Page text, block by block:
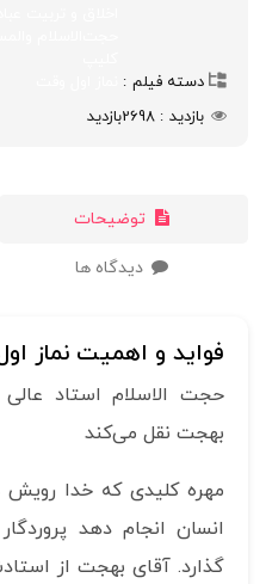
دسته فیلم
بازدید
2698بازدید
توضیحات
دیدگاه ها
فواید و اهمیت نماز
حجت الاسلام استاد
بهجت نقل می‌کند
مهره کلیدی که خدا
انسان انجام دهد
گذارد. آقای بهجت از